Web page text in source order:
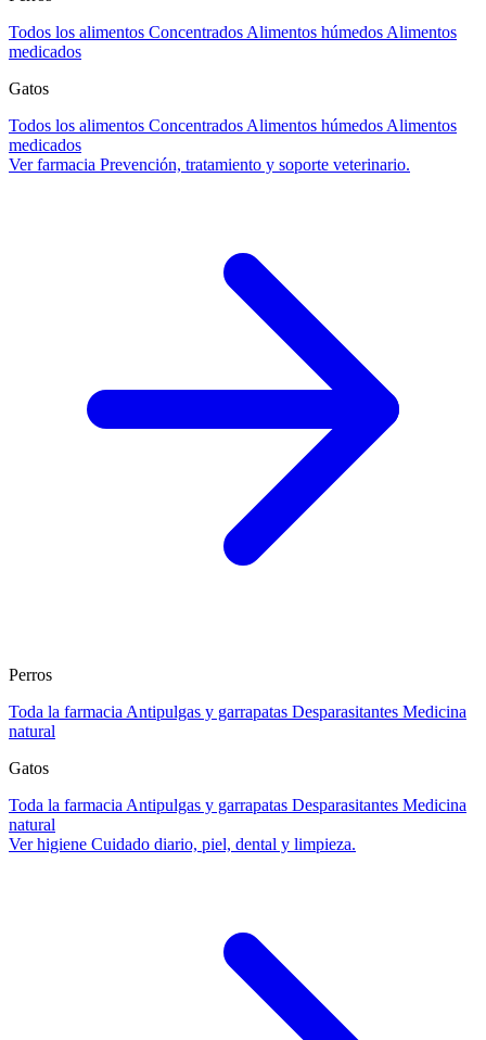
Todos los alimentos Concentrados Alimentos húmedos Alimentos
medicados
Gatos
Todos los alimentos Concentrados Alimentos húmedos Alimentos
medicados
Ver farmacia Prevención, tratamiento y soporte veterinario.
Perros
Toda la farmacia Antipulgas y garrapatas Desparasitantes Medicina
natural
Gatos
Toda la farmacia Antipulgas y garrapatas Desparasitantes Medicina
natural
Ver higiene Cuidado diario, piel, dental y limpieza.